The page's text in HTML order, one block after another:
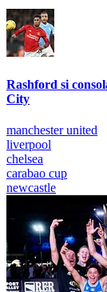
Rashford si
City
manchester united
liverpool
chelsea
carabao cup
newcastle